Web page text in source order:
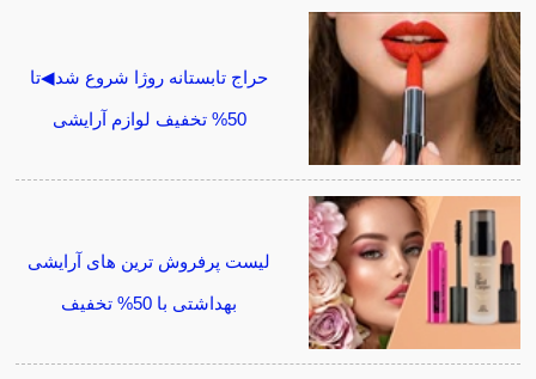
حراج تابستانه روژا شروع شد◀تا
50% تخفیف لوازم آرایشی
لیست پرفروش ترین های آرایشی
بهداشتی با 50% تخفیف